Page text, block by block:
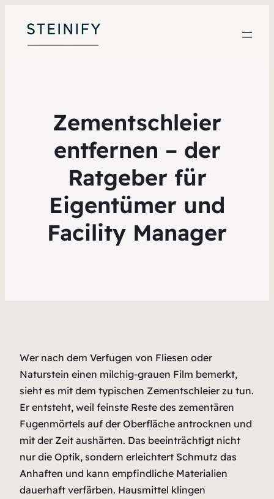
Zementschleier
entfernen – der
Ratgeber für
Eigentümer und
Facility Manager
Wer nach dem Verfugen von Fliesen oder
Naturstein einen milchig-grauen Film bemerkt,
sieht es mit dem typischen Zementschleier zu tun.
Er entsteht, weil feinste Reste des zementären
Fugenmörtels auf der Oberfläche antrocknen und
mit der Zeit aushärten. Das beeinträchtigt nicht
nur die Optik, sondern erleichtert Schmutz das
Anhaften und kann empfindliche Materialien
dauerhaft verfärben. Hausmittel klingen